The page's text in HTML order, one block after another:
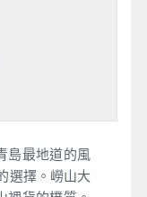
島最地道的風
選擇。嶗山大